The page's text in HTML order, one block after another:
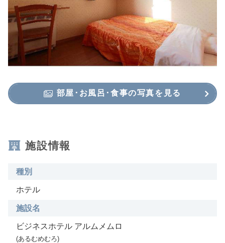
部屋･お風呂･食事の写真を見る
施設情報
種別
ホテル
施設名
ビジネスホテル アルムメムロ
(あるむめむろ)